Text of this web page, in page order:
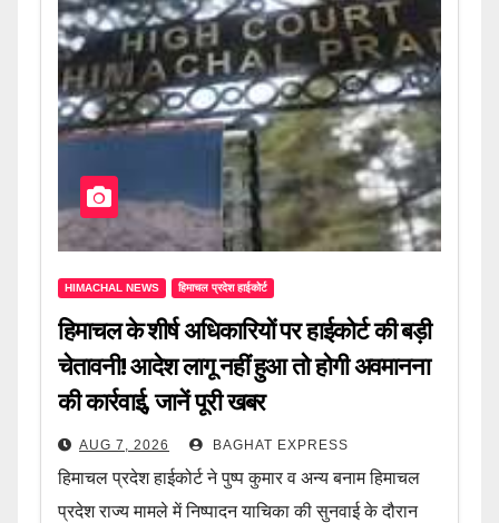
HIMACHAL NEWS हिमाचल प्रदेश हाईकोर्ट
हिमाचल के शीर्ष अधिकारियों पर हाईकोर्ट की बड़ी
चेतावनी! आदेश लागू नहीं हुआ तो होगी अवमानना
की कार्रवाई, जानें पूरी खबर
AUG 7, 2026 BAGHAT EXPRESS
हिमाचल प्रदेश हाईकोर्ट ने पुष्प कुमार व अन्य बनाम हिमाचल
प्रदेश राज्य मामले में निष्पादन याचिका की सुनवाई के दौरान